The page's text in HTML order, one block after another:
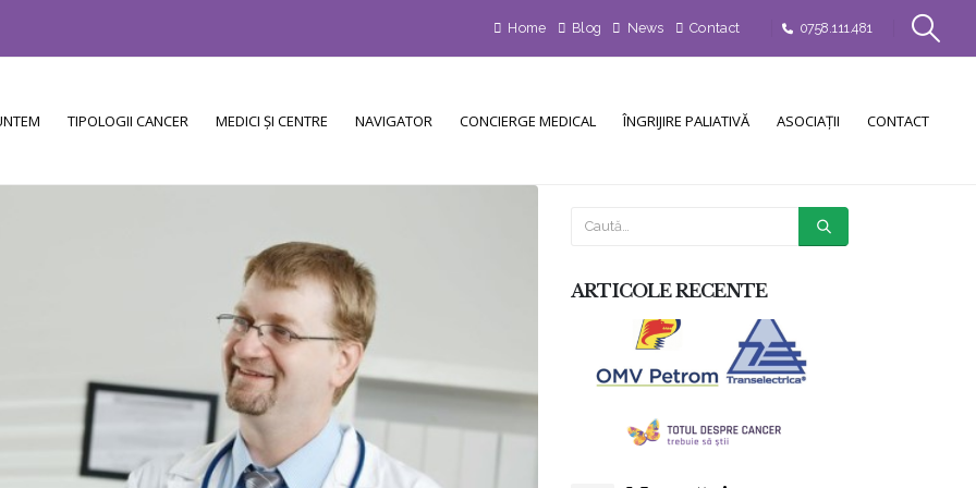
Home Blog News Contact 0758.111.481
TIPOLOGII CANCER MEDICI ȘI CENTRE NAVIGATOR CONCIERGE MEDICAL ÎNGRIJIRE PALIATIVĂ ASOCIAȚII CONTACT
ARTICOLE RECENTE